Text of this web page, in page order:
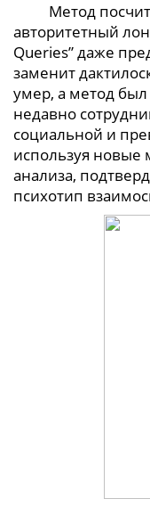
Метод
авторитетный
Queries” даже
заменит
умер, а метод был
недавно
социальной и
используя новые
анализа,
психотип